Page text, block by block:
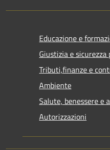
Educazione e
Giustizia e sicurezza
Tributi,finanze e
Ambiente
Salute, benessere e
Autorizzazioni